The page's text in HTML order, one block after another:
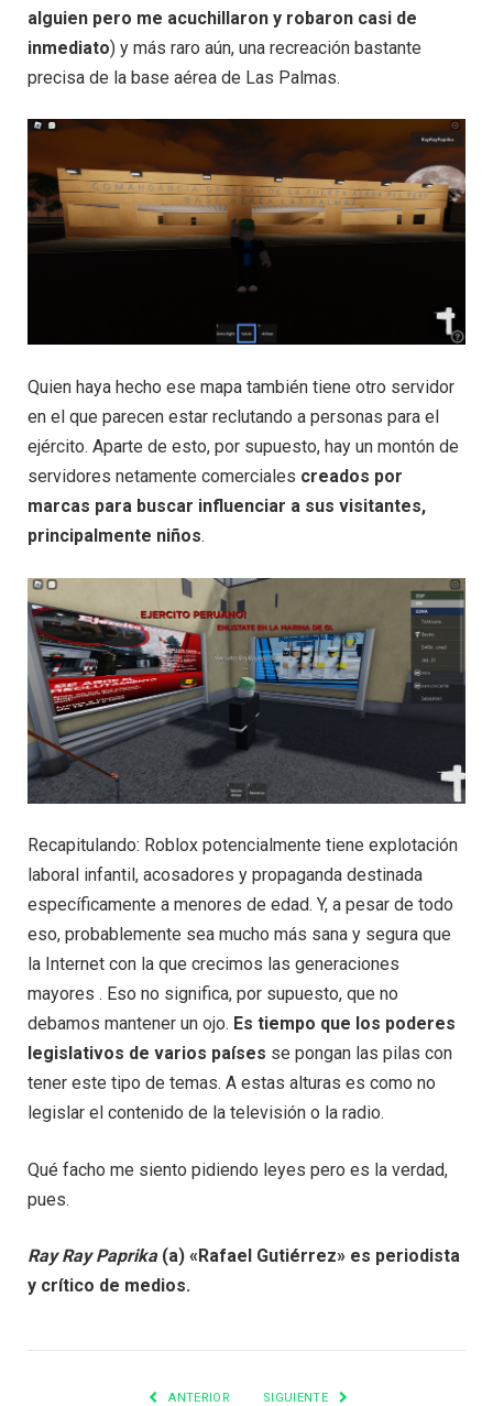
alguien pero me acuchillaron y robaron casi de
inmediato) y más raro aún, una recreación bastante
precisa de la base aérea de Las Palmas.
Quien haya hecho ese mapa también tiene otro servidor
en el que parecen estar reclutando a personas para el
ejército. Aparte de esto, por supuesto, hay un montón de
servidores netamente comerciales creados por
marcas para buscar influenciar a sus visitantes,
principalmente niños.
Recapitulando: Roblox potencialmente tiene explotación
laboral infantil, acosadores y propaganda destinada
específicamente a menores de edad. Y, a pesar de todo
eso, probablemente sea mucho más sana y segura que
la Internet con la que crecimos las generaciones
mayores . Eso no significa, por supuesto, que no
debamos mantener un ojo. Es tiempo que los poderes
legislativos de varios países se pongan las pilas con
tener este tipo de temas. A estas alturas es como no
legislar el contenido de la televisión o la radio.
Qué facho me siento pidiendo leyes pero es la verdad,
pues.
Ray Ray Paprika(a) «Rafael Gutiérrez» es periodista
y crítico de medios.
ANTERIOR SIGUIENTE